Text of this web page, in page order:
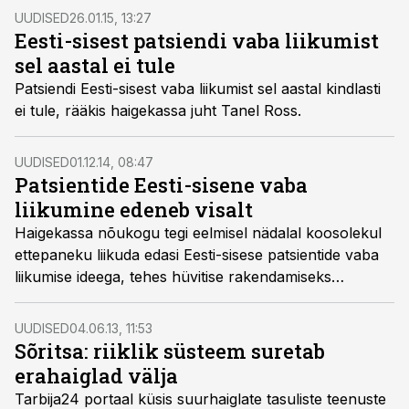
UUDISED26.01.15, 13:27
Eesti-sisest patsiendi vaba liikumist
sel aastal ei tule
Patsiendi Eesti-sisest vaba liikumist sel aastal kindlasti
ei tule, rääkis haigekassa juht Tanel Ross.
UUDISED01.12.14, 08:47
Patsientide Eesti-sisene vaba
liikumine edeneb visalt
Haigekassa nõukogu tegi eelmisel nädalal koosolekul
ettepaneku liikuda edasi Eesti-sisese patsientide vaba
liikumise ideega, tehes hüvitise rakendamiseks
vajalikud sammud, millest esimene on algatada
kavatsus ravikindlustuse seaduse muutmiseks.
UUDISED04.06.13, 11:53
Sõritsa: riiklik süsteem suretab
erahaiglad välja
Tarbija24 portaal küsis suurhaiglate tasuliste teenuste